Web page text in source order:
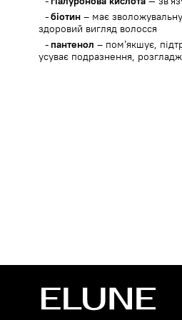
PEA
біотин– має
здоровий вигляд волосся
пантенол – пом’якшує,
усуває подразнення,